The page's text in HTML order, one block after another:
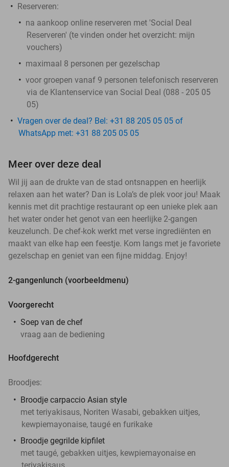
Reserveren:
na aankoop online reserveren met 'Social Deal
Reserveren' (te vinden onder het overzicht: mijn
vouchers)
maximaal 8 personen per gezelschap
voor groepen vanaf 9 personen telefonisch reserveren
via de Klantenservice van Social Deal (088 - 205 05
05)
Vragen over de deal? Bel: +31 88 205 05 05 of
WhatsApp met: +31 88 205 05 05
Meer over deze deal
Wil jij aan de drukte van de stad ontsnappen en heerlijk
relaxen aan het water? Dan is Lola’s de plek voor jou! Maak
kennis met dit prachtige restaurant op een unieke plek aan
het water onder het genot van een heerlijke 2-gangen
keuzelunch. De chef-kok werkt met verse ingrediënten en
maakt van elke hap een feestje. Kom langs met je favoriete
gezelschap en geniet van een fijne middag. Enjoy!
2-gangenlunch (voorbeeldmenu)
Voorgerecht
Soep van de chef
vraag aan de bediening
Hoofdgerecht
Broodjes:
Broodje carpaccio Asian style
met teriyakisaus, Noriten Wasabi, gebakken uitjes,
kewpiemayonaise, taugé en furikake
Broodje gegrilde kipfilet
met taugé, gebakken uitjes, kewpiemayonaise en